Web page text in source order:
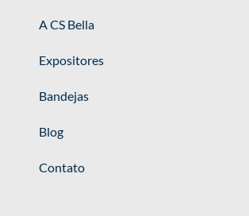
A CS Bella
Expositores
Bandejas
Blog
Contato